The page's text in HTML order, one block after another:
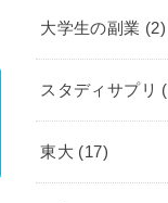
大学生の副業 (2)
スタディサプリ
東大 (17)